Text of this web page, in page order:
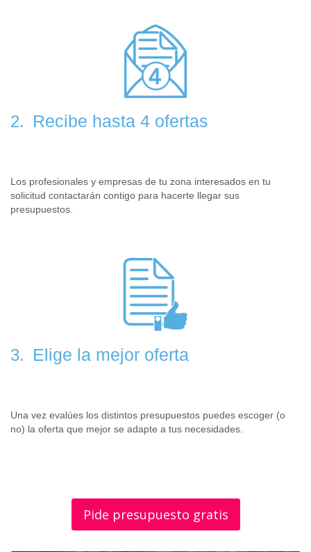
2. Recibe hasta 4 ofertas
Los profesionales y empresas de tu zona interesados en tu
solicitud contactarán contigo para hacerte llegar sus
presupuestos.
3. Elige la mejor oferta
Una vez evalúes los distintos presupuestos puedes escoger (o
no) la oferta que mejor se adapte a tus necesidades.
Pide presupuesto gratis